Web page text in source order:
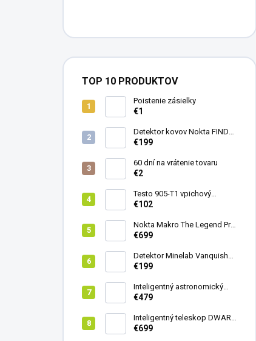
TOP 10 PRODUKTOV
Poistenie zásielky
€1
Detektor kovov Nokta FINDX
Pro
€199
60 dní na vrátenie tovaru
€2
Testo 905-T1 vpichový
teplomer
€102
Nokta Makro The Legend Pro
Pack - model 2024
€699
Detektor Minelab Vanquish
340
€199
Inteligentný astronomický
teleskop DwarfLab Dwarf
€479
Inteligentný teleskop DWARF
III + originálny statív DWARF 3
€699